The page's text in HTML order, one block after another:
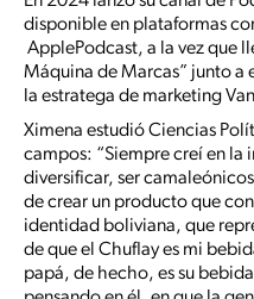
disponible en plataformas
ApplePodcast, a la vez que
Máquina de Marcas” junto a
la estratega de marketing
Ximena estudió Ciencias
campos: “Siempre creí en
diversificar, ser
de crear un producto que
identidad boliviana, que
de que el Chuflay es mi
papá, de hecho, es su